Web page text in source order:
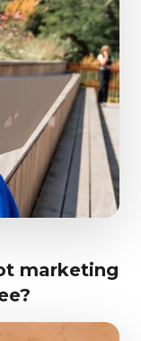
marketing